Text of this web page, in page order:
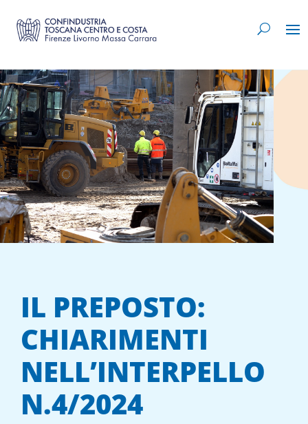
IL PREPOSTO:
CHIARIMENTI
NELL’INTERPELLO
N.4/2024